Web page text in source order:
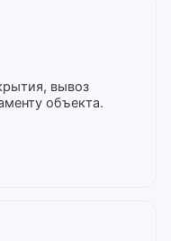
вывоз
объекта.